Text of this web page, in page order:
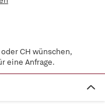
CH wünschen,
eine Anfrage.